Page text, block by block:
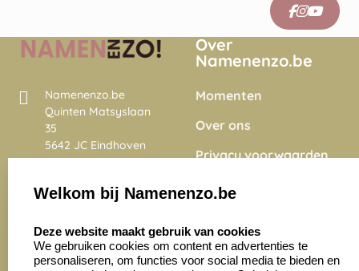
Namenenzo.be
Quinten Matsyslaan
35
5642 JC Eindhoven
Nederland
4028 beoordelingen
Over
Namenenzo.be
Momenten
Over ons
Privacy voorwaarden
Onze vacatures
Welkom bij Namenenzo.be
Deze website maakt gebruik van cookies
We gebruiken cookies om content en advertenties te
personaliseren, om functies voor social media te bieden en